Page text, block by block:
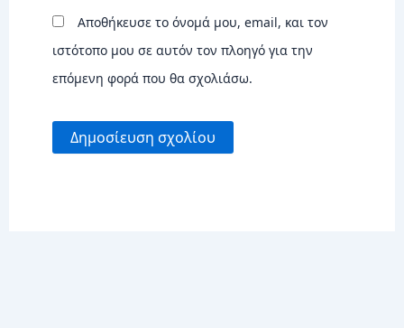
Αποθήκευσε το όνομά μου, email, και τον
ιστότοπο μου σε αυτόν τον πλοηγό για την
επόμενη φορά που θα σχολιάσω.